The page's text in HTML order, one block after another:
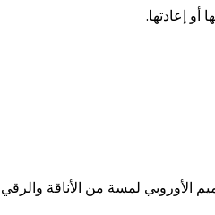
إعادتها.
لمسة من الأناقة والرقي